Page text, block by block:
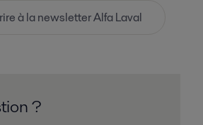
à la newsletter Alfa Laval
?